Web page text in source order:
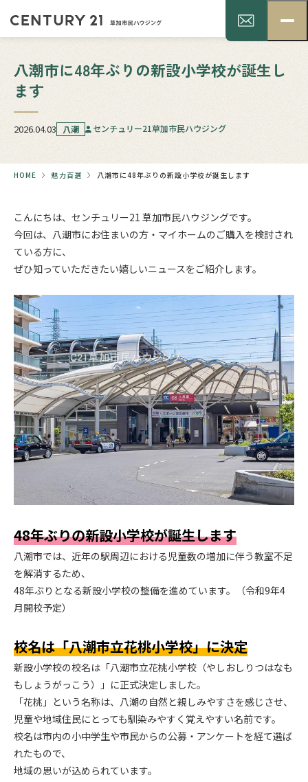
八潮市に48年ぶりの新設小学校が誕生し
ます
2026.04.03 八潮 センチュリー21草加市民ハウジング
HOME 魅力百選 八潮市に48年ぶりの新設小学校が誕生します
こんにちは、センチュリー21 草加市民ハウジングです。
今回は、八潮市にお住まいの方・マイホームのご購入を検討され
ている方に、
ぜひ知っていただきたい嬉しいニュースをご紹介します。
48年ぶりの新設小学校が誕生します
八潮市では、近年の駅周辺における児童数の増加に伴う教室不足
を解消するため、
48年ぶりとなる新設小学校の整備を進めています。（令和9年4
月開校予定）
校名は「八潮市立花桃小学校」に決定
新設小学校の校名は「八潮市立花桃小学校（やしおしりつはなも
もしょうがっこう）」に正式決定しました。
「花桃」という名称は、八潮の自然と親しみやすさを感じさせ、
児童や地域住民にとっても馴染みやすく覚えやすい名前です。
校名は市内の小中学生や市民からの公募・アンケートを経て選ば
れたもので、
地域の思いが込められています。